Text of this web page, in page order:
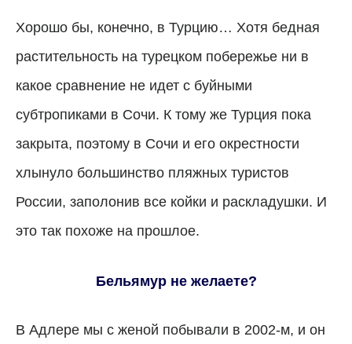
Хорошо бы, конечно, в Турцию… Хотя бедная
растительность на турецком побережье ни в
какое сравнение не идет с буйными
субтропиками в Сочи. К тому же Турция пока
закрыта, поэтому в Сочи и его окрестности
хлынуло большинство пляжных туристов
России, заполонив все койки и раскладушки. И
это так похоже на прошлое.
Бельямур не желаете?
В Адлере мы с женой побывали в 2002-м, и он